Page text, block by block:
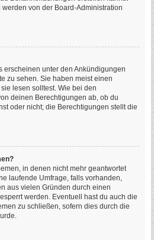
von der Board-Administration
erscheinen unter den Ankündigungen
zu sehen. Sie haben meist einen
lesen solltest. Wie bei den
deinen Berechtigungen ab, ob du
oder nicht; die Berechtigungen stellt die
in denen nicht mehr geantwortet
laufende Umfrage, falls vorhanden,
aus vielen Gründen durch einen
werden. Eventuell hast du auch die
zu schließen, sofern dies durch die